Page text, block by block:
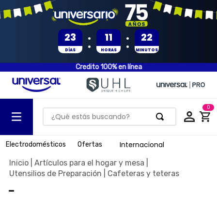
23
DÍAS : 11
HORAS : 22
MINUTOS
Credito 100% en línea
¿Qué estás buscando? 0
Electrodomésticos Ofertas Internacional
Artículos para el hogar y mesa
Utensilios de Preparación
Cafeteras y teteras
-
TÉRMINOS MÁS BUSCADOS
batería